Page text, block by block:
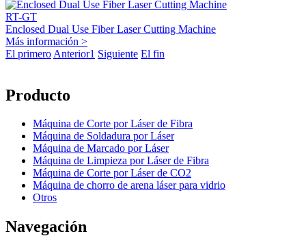
RT-GT
Enclosed Dual Use Fiber Laser Cutting Machine
Más información >
El primero Anterior1 Siguiente El fin
Producto
Máquina de Corte por Láser de Fibra
Máquina de Soldadura por Láser
Máquina de Marcado por Láser
Máquina de Limpieza por Láser de Fibra
Máquina de Corte por Láser de CO2
Máquina de chorro de arena láser para vidrio
Otros
Navegación